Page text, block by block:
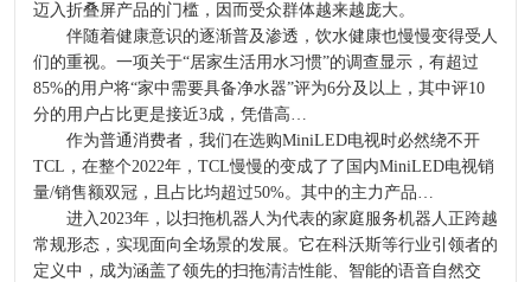
迈入折叠屏产品的门槛，因而受众群体越来越庞大。
伴随着健康意识的逐渐普及渗透，饮水健康也慢慢变得受人
们的重视。一项关于“居家生活用水习惯”的调查显示，有超过
85%的用户将“家中需要具备净水器”评为6分及以上，其中评10
分的用户占比更是接近3成，凭借高…
作为普通消费者，我们在选购MiniLED电视时必然绕不开
TCL，在整个2022年，TCL慢慢的变成了了国内MiniLED电视销
量/销售额双冠，且占比均超过50%。其中的主力产品…
进入2023年，以扫拖机器人为代表的家庭服务机器人正跨越
常规形态，实现面向全场景的发展。它在科沃斯等行业引领者的
定义中，成为涵盖了领先的扫拖清洁性能、智能的语音自然交